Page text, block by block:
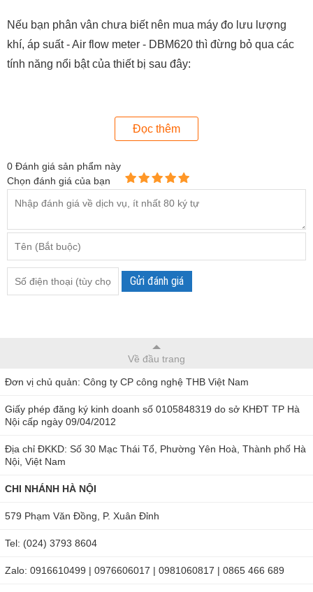
Nếu bạn phân vân chưa biết nên mua máy đo lưu lượng
khí, áp suất - Air flow meter - DBM620 thì đừng bỏ qua các
tính năng nổi bật của thiết bị sau đây:
flow meter - DBM620
Số liệu thay đổi không khí mỗi giờ (ACPH) là loại số liệu
Dễ dàng chuyển đổi giữa 5 cấu hình mui xe khác nhau.
dàng.
Hiển thị đồng thời 4 thông số, có thể lựa chọn gồm luồng
không khí, tốc độ không khí, độ ẩm tương đối, áp suất khí
Đơn vị đo có thể lựa chọn: Vận tốc - m/s, fpm, km/h, mph,
Đọc thêm
0 Đánh giá sản phẩm này
Chọn đánh giá của bạn
Gửi đánh giá
Về đầu trang
Đơn vị chủ quản: Công ty CP công nghệ THB Việt Nam
Giấy phép đăng ký kinh doanh số 0105848319 do sở KHĐT TP Hà
Nội cấp ngày 09/04/2012
Địa chỉ ĐKKD: Số 30 Mạc Thái Tổ, Phường Yên Hoà, Thành phố Hà
Nội, Việt Nam
CHI NHÁNH HÀ NỘI
579 Phạm Văn Đồng, P. Xuân Đỉnh
Tel: (024) 3793 8604
Zalo: 0916610499 | 0976606017 | 0981060817 | 0865 466 689